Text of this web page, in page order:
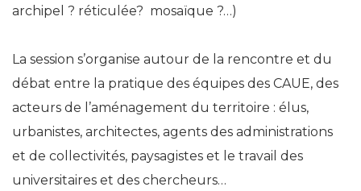
archipel ? réticulée? mosaïque ?…)
La session s’organise autour de la rencontre et du
débat entre la pratique des équipes des CAUE, des
acteurs de l’aménagement du territoire : élus,
urbanistes, architectes, agents des administrations
et de collectivités, paysagistes et le travail des
universitaires et des chercheurs…